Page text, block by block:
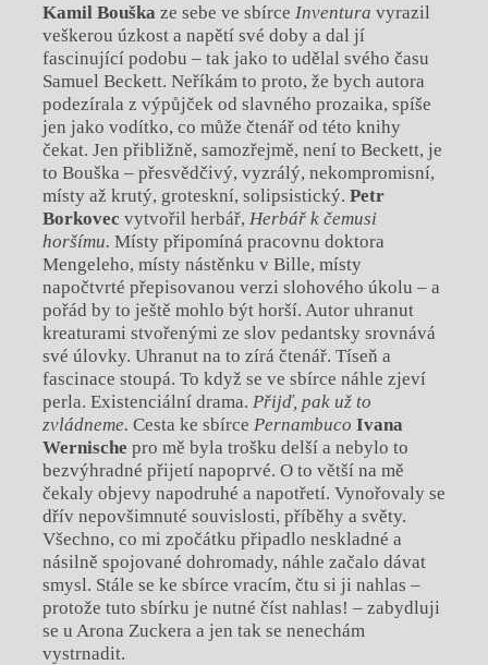
Kamil Bouška ze sebe ve sbírce Inventura vyrazil
veškerou úzkost a napětí své doby a dal jí
fascinující podobu – tak jako to udělal svého času
Samuel Beckett. Neříkám to proto, že bych autora
podezírala z výpůjček od slavného prozaika, spíše
jen jako vodítko, co může čtenář od této knihy
čekat. Jen přibližně, samozřejmě, není to Beckett, je
to Bouška – přesvědčivý, vyzrálý, nekompromisní,
místy až krutý, groteskní, solipsistický. Petr
Borkovec vytvořil herbář, Herbář k čemusi
horšímu. Místy připomíná pracovnu doktora
Mengeleho, místy nástěnku v Bille, místy
napočtvrté přepisovanou verzi slohového úkolu – a
pořád by to ještě mohlo být horší. Autor uhranut
kreaturami stvořenými ze slov pedantsky srovnává
své úlovky. Uhranut na to zírá čtenář. Tíseň a
fascinace stoupá. To když se ve sbírce náhle zjeví
perla. Existenciální drama. Přijď, pak už to
zvládneme. Cesta ke sbírce Pernambuco Ivana
Wernische pro mě byla trošku delší a nebylo to
bezvýhradné přijetí napoprvé. O to větší na mě
čekaly objevy napodruhé a napotřetí. Vynořovaly se
dřív nepovšimnuté souvislosti, příběhy a světy.
Všechno, co mi zpočátku připadlo neskladné a
násilně spojované dohromady, náhle začalo dávat
smysl. Stále se ke sbírce vracím, čtu si ji nahlas –
protože tuto sbírku je nutné číst nahlas! – zabydluji
se u Arona Zuckera a jen tak se nenechám
vystrnadit.